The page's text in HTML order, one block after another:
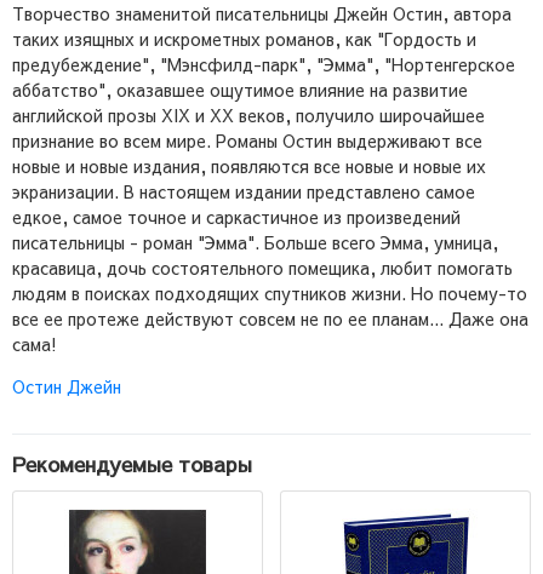
Творчество знаменитой писательницы Джейн Остин, автора
таких изящных и искрометных романов, как "Гордость и
предубеждение", "Мэнсфилд-парк", "Эмма", "Нортенгерское
аббатство", оказавшее ощутимое влияние на развитие
английской прозы XIX и XX веков, получило широчайшее
признание во всем мире. Романы Остин выдерживают все
новые и новые издания, появляются все новые и новые их
экранизации. В настоящем издании представлено самое
едкое, самое точное и саркастичное из произведений
писательницы - роман "Эмма". Больше всего Эмма, умница,
красавица, дочь состоятельного помещика, любит помогать
людям в поисках подходящих спутников жизни. Но почему-то
все ее протеже действуют совсем не по ее планам... Даже она
сама!
Остин Джейн
Рекомендуемые товары